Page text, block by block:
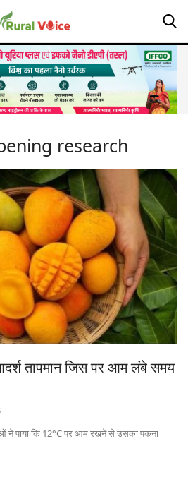
research
तापमान जिस पर आम लंबे समय
ने पाया कि 12°C पर आम रखने से उसका पकना